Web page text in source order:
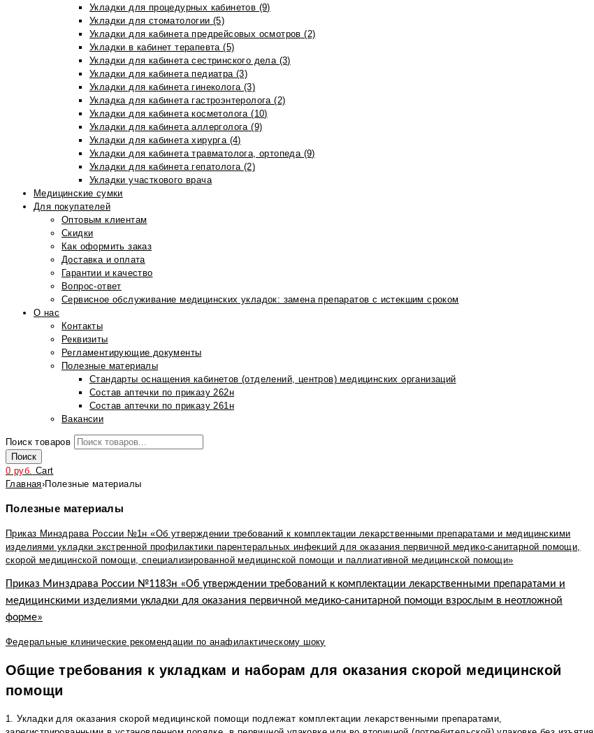
Укладки для процедурных кабинетов (9)
Укладки для стоматологии (5)
Укладки для кабинета предрейсовых осмотров (2)
Укладки в кабинет терапевта (5)
Укладки для кабинета сестринского дела (3)
Укладки для кабинета педиатра (3)
Укладки для кабинета гинеколога (3)
Укладка для кабинета гастроэнтеролога (2)
Укладки для кабинета косметолога (10)
Укладки для кабинета аллерголога (9)
Укладки для кабинета хирурга (4)
Укладки для кабинета травматолога, ортопеда (9)
Укладки для кабинета гепатолога (2)
Укладки участкового врача
Медицинские сумки
Для покупателей
Оптовым клиентам
Скидки
Как оформить заказ
Доставка и оплата
Гарантии и качество
Вопрос-ответ
Сервисное обслуживание медицинских укладок: замена препаратов с истекшим сроком
О нас
Контакты
Реквизиты
Регламентирующие документы
Полезные материалы
Стандарты оснащения кабинетов (отделений, центров) медицинских организаций
Состав аптечки по приказу 262н
Состав аптечки по приказу 261н
Вакансии
Поиск товаров
Поиск
0 руб. Cart
Главная›Полезные материалы
Полезные материалы
Приказ Минздрава России №1н «Об утверждении требований к комплектации лекарственными препаратами и медицинскими
изделиями укладки экстренной профилактики парентеральных инфекций для оказания первичной медико-санитарной помощи,
скорой медицинской помощи, специализированной медицинской помощи и паллиативной медицинской помощи»
Приказ Минздрава России №1183н «Об утверждении требований к комплектации лекарственными препаратами и
медицинскими изделиями укладки для оказания первичной медико-санитарной помощи взрослым в неотложной
форме»
Федеральные клинические рекомендации по анафилактическому шоку
Общие требования к укладкам и наборам для оказания скорой медицинской
помощи
1. Укладки для оказания скорой медицинской помощи подлежат комплектации лекарственными препаратами,